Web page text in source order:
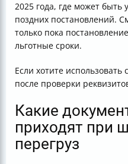
2025 года, где может быть
поздних постановлений.
только пока
льготные сроки.
Если хотите использовать
после проверки
Какие
приходят при
перегруз